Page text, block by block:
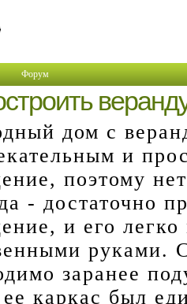
Форум
дом с
и
поэтому
- достаточно
и его
руками.
заранее
каркас был